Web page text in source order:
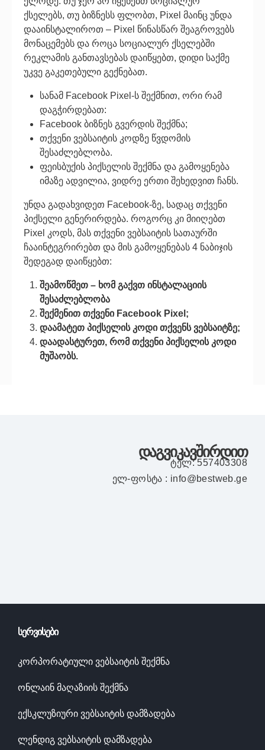
ქსელებს, თუ ბიზნესს ფლობთ, Pixel მაინც უნდა
დააინსტალიროთ – Pixel წინასწარ შეაგროვებს
მონაცემებს და როცა სოციალურ ქსელებში
რეკლამის განთავსებას დაიწყებთ, დიდი საქმე
უკვე გაკეთებული გექნებათ.
სანამ Facebook Pixel-ს შექმნით, ორი რამ
დაგჭირდებათ:
Facebook ბიზნეს გვერდის შექმნა;
თქვენი ვებსაიტის კოდზე წვდომის
შესაძლებლობა.
ფეისბუქის პიქსელის შექმნა და გამოყენება
იმაზე ადვილია, ვიდრე ერთი შეხედვით ჩანს.
უნდა გადახვიდეთ Facebook-ზე, სადაც თქვენი
პიქსელი გენერირდება. როგორც კი მიიღებთ
Pixel კოდს, მას თქვენი ვებსაიტის სათაურში
ჩააინტეგრირებთ და მის გამოყენებას 4 ნაბიჯის
შედეგად დაიწყებთ:
შეამოწმეთ – ხომ გაქვთ ინსტალაციის
შესაძლებლობა
შექმენით თქვენი Facebook Pixel;
დაამატეთ პიქსელის კოდი თქვენს ვებსაიტზე;
დაადასტურეთ, რომ თქვენი პიქსელის კოდი
მუშაობს.
დაგვიკავშირდით
ტელ: 557403308
ელ-ფოსტა : info@bestweb.ge
ᲡᲔᲠᲕᲘᲡᲔᲑᲘ
კორპორატიული ვებსაიტის შექმნა
ონლაინ მაღაზიის შექმნა
ექსკლუზიური ვებსაიტის დამზადება
ლენდიგ ვებსაიტის დამზადება